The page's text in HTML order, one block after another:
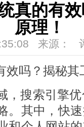
真的有
原理！
来源：
效吗？揭秘其
，搜索引擎
。其中，快